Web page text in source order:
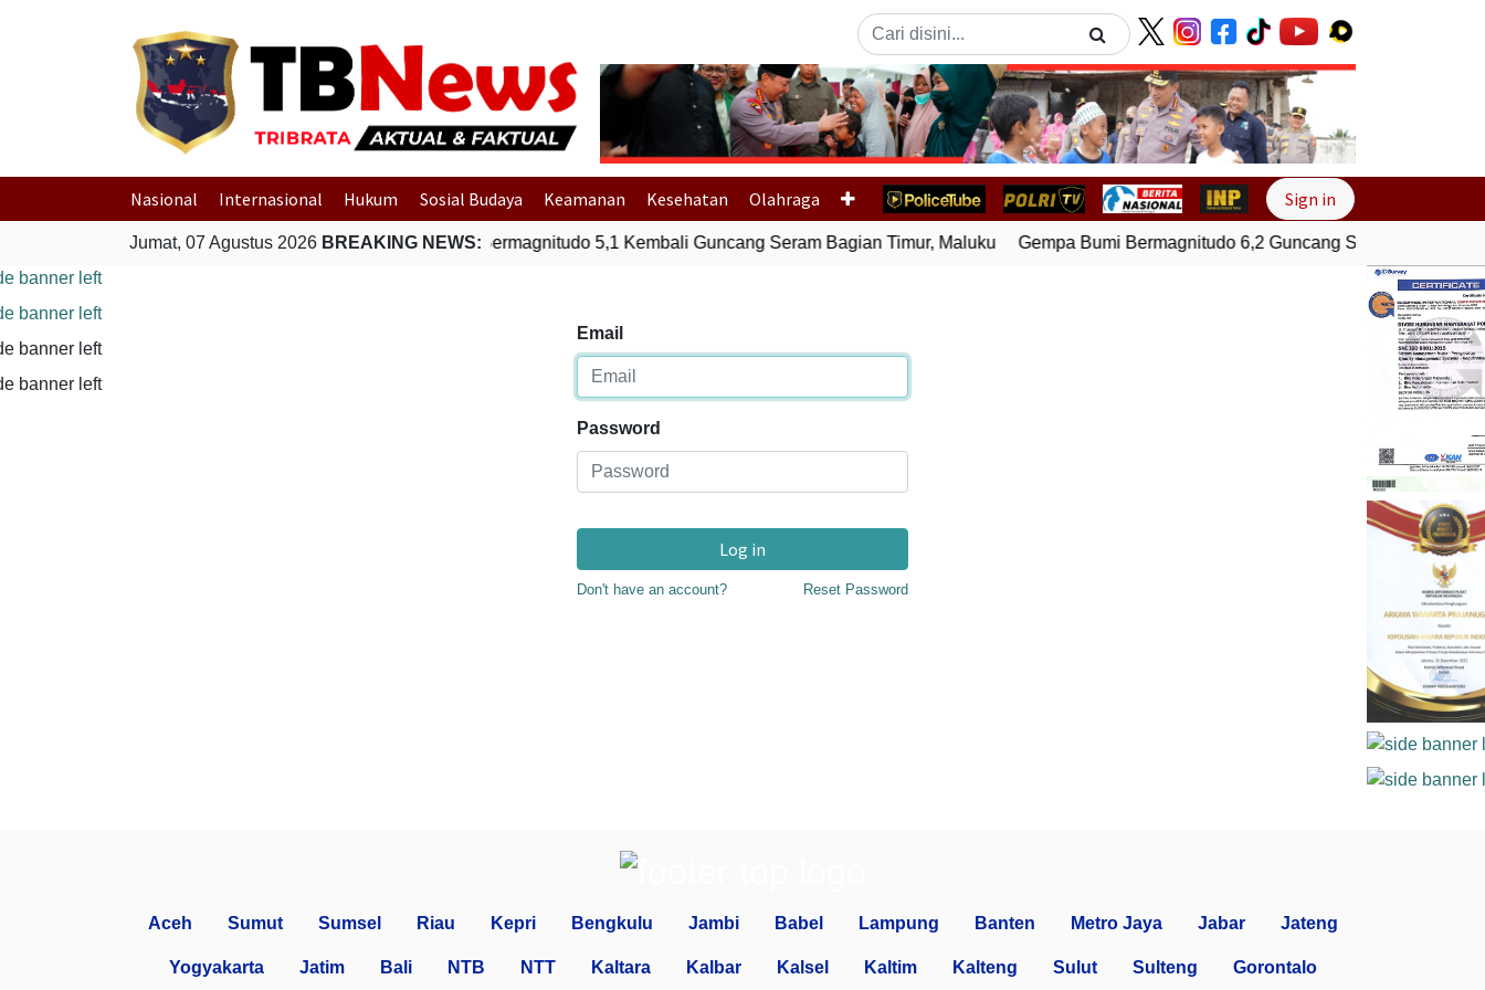
Previous Next
Nasional Internasional Hukum Sosial Budaya Keamanan Kesehatan Olahraga Sign in
Jumat, 07 Agustus 2026 BREAKING NEWS:
Warga Terdampak Banjir di Padang Gempa Bumi Bermagnitudo 5,1 Kembali Guncang Seram Bagian Timur, Maluku Gempa Bumi Bermagnitudo 6,2 Guncang Supiori, Papua
Email
Password
Log in
Don't have an account? Reset Password
Aceh Sumut Sumsel Riau Kepri Bengkulu Jambi Babel Lampung Banten Metro Jaya Jabar Jateng
Yogyakarta Jatim Bali NTB NTT Kaltara Kalbar Kalsel Kaltim Kalteng Sulut Sulteng Gorontalo